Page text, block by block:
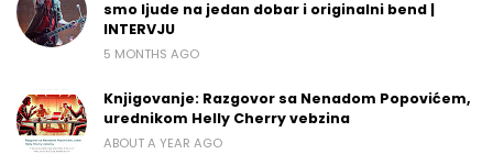
smo ljude na jedan dobar i originalni bend |
INTERVJU
5 MONTHS AGO
Knjigovanje: Razgovor sa Nenadom Popovićem,
urednikom Helly Cherry vebzina
ABOUT A YEAR AGO